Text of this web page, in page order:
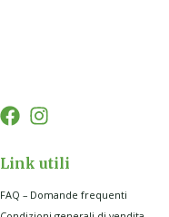
Link utili
FAQ – Domande frequenti